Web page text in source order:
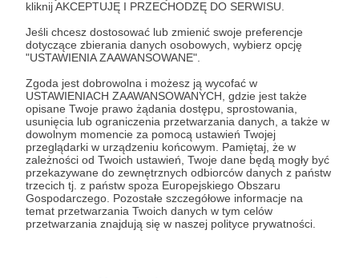
kliknij AKCEPTUJĘ I PRZECHODZĘ DO SERWISU.
Jeśli chcesz dostosować lub zmienić swoje preferencje
dotyczące zbierania danych osobowych, wybierz opcję
"USTAWIENIA ZAAWANSOWANE".
Zgoda jest dobrowolna i możesz ją wycofać w
USTAWIENIACH ZAAWANSOWANYCH, gdzie jest także
opisane Twoje prawo żądania dostępu, sprostowania,
usunięcia lub ograniczenia przetwarzania danych, a także w
dowolnym momencie za pomocą ustawień Twojej
przeglądarki w urządzeniu końcowym. Pamiętaj, że w
zależności od Twoich ustawień, Twoje dane będą mogły być
przekazywane do zewnętrznych odbiorców danych z państw
trzecich tj. z państw spoza Europejskiego Obszaru
Gospodarczego. Pozostałe szczegółowe informacje na
temat przetwarzania Twoich danych w tym celów
przetwarzania znajdują się w naszej polityce prywatności.
* Zapoznałem się i akceptujęRegulaminserwisu oraz
* Wyrażam zgodę na przetwarzanie moich danych
osobowych podanych w formularzu rejestracyjnym w celu
prawidłowego świadczenia usług serwisu Patronite.
Wyrażam zgodę na otrzymywanie drogą elektroniczną
informacji handlowych - newslettera. Opcja ta może zostać
zmieniona w ustawieniach konta.